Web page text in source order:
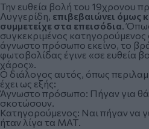
Την ευθεία βολή του 19χρονου
Λυγγερίδη, επιβεβαιώνει όμως
συμμετείχε στα επεισόδια.
συγκεκριμένος κατηγορούμενος
άγνωστο πρόσωπο εκείνο, το
φωτοβολίδας έγινε «σε ευθεία
χάρος».
Ο διάλογος αυτός, όπως
έχει ως εξής:
Άγνωστο πρόσωπο: Πήγαν για
σκοτώσουν.
Κατηγορούμενος: Ναι πήγαν να
ήταν λίγα τα ΜΑΤ.